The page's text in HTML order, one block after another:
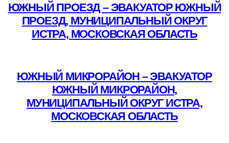
ЮЖНЫЙ ПРОЕЗД – ЭВАКУАТОР ЮЖНЫЙ
ПРОЕЗД, МУНИЦИПАЛЬНЫЙ ОКРУГ
ИСТРА, МОСКОВСКАЯ ОБЛАСТЬ
ЮЖНЫЙ МИКРОРАЙОН – ЭВАКУАТОР
ЮЖНЫЙ МИКРОРАЙОН,
МУНИЦИПАЛЬНЫЙ ОКРУГ ИСТРА,
МОСКОВСКАЯ ОБЛАСТЬ